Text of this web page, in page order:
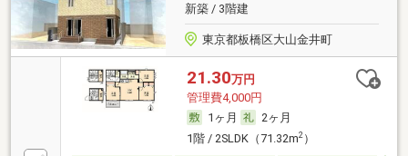
新築 / 3階建
東京都板橋区大山金井町
21.30万円
管理費4,000円
1ヶ月
2ヶ月
1階 / 2SLDK（71.32m2）